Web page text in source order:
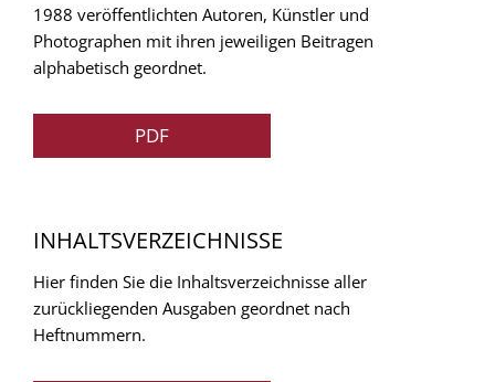
1988 veröffentlichten Autoren, Künstler und
Photographen mit ihren jeweiligen Beitragen
alphabetisch geordnet.
PDF
INHALTSVERZEICHNISSE
Hier finden Sie die Inhaltsverzeichnisse aller
zurückliegenden Ausgaben geordnet nach
Heftnummern.